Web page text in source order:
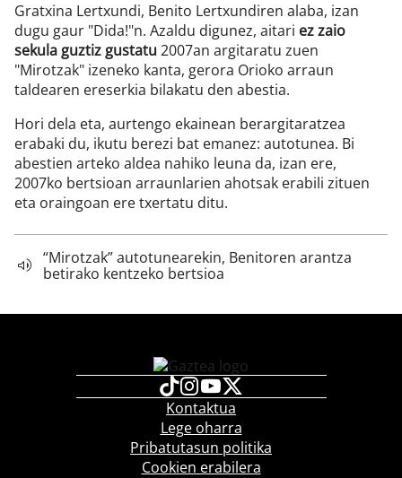
Gratxina Lertxundi, Benito Lertxundiren alaba, izan
dugu gaur "Dida!"n. Azaldu digunez, aitari ez zaio
sekula guztiz gustatu 2007an argitaratu zuen
"Mirotzak" izeneko kanta, gerora Orioko arraun
taldearen ereserkia bilakatu den abestia.
Hori dela eta, aurtengo ekainean berargitaratzea
erabaki du, ikutu berezi bat emanez: autotunea. Bi
abestien arteko aldea nahiko leuna da, izan ere,
2007ko bertsioan arraunlarien ahotsak erabili zituen
eta oraingoan ere txertatu ditu.
“Mirotzak” autotunearekin, Benitoren arantza
betirako kentzeko bertsioa
Kontaktua
Lege oharra
Pribatutasun politika
Cookien erabilera